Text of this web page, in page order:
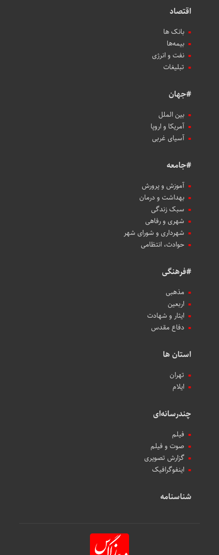
اقتصاد
بانک ها
بیمه‌ها
نفت و انرژی
تبلیغات
#جهان
بین الملل
آمریکا و اروپا
آسیای غربی
#جامعه
آموزش و پرورش
بهداشت و درمان
سبک زندگی
شهری و رفاهی
شهرداری و شورای شهر
حوادث، انتظامی
#فرهنگی
مذهبی
اربعین
ایثار و شهادت
دفاع مقدس
استان ها
تهران
ایلام
چندرسانه‌ای
فیلم
صوت و فیلم
گزارش تصویری
اینفوگرافیک
شناسنامه